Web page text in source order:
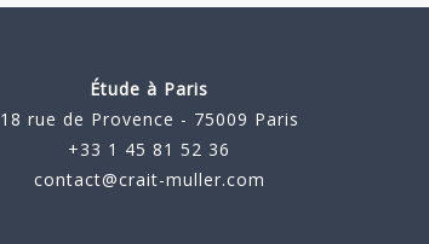
Étude à Paris
18 rue de Provence - 75009 Paris
+33 1 45 81 52 36
contact@crait-muller.com